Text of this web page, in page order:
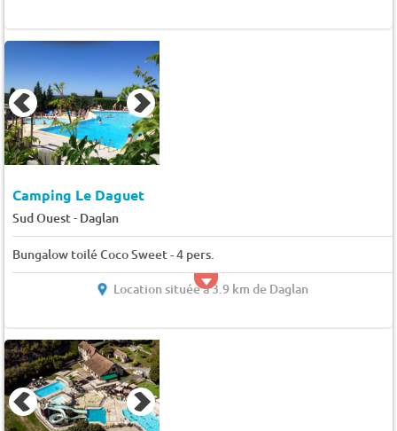
Camping Le Daguet
Sud Ouest- Daglan
Bungalow toilé Coco Sweet - 4 pers.
Location située à 3.9 km de Daglan